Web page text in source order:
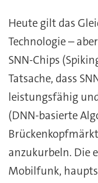
Heute gilt das
Technologie –
SNN-Chips
Tatsache, dass
leistungsfähig
(DNN-basierte
anzukurbeln. Die
Mobilfunk,